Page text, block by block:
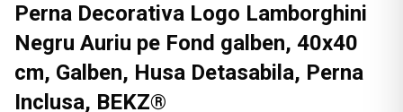
Perna Decorativa Logo Lamborghini
Negru Auriu pe Fond galben, 40x40
cm, Galben, Husa Detasabila, Perna
Inclusa, BEKZ®